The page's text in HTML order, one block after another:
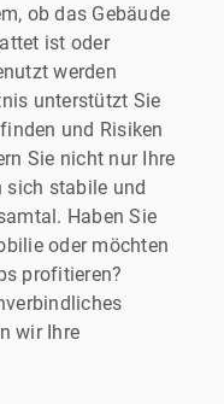
ob das Gebäude
ist oder
werden
unterstützt Sie
und Risiken
Sie nicht nur Ihre
sich stabile und
Haben Sie
oder möchten
profitieren?
wir Ihre